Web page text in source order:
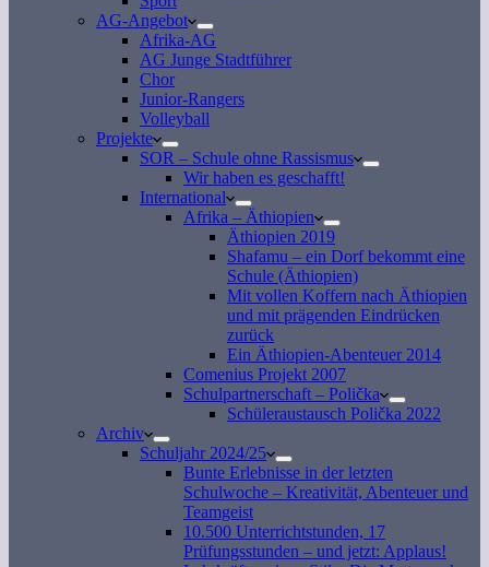
AG-Angebot
Afrika-AG
AG Junge Stadtführer
Chor
Junior-Rangers
Volleyball
Projekte
SOR – Schule ohne Rassismus
Wir haben es geschafft!
International
Afrika – Äthiopien
Äthiopien 2019
Shafamu – ein Dorf bekommt eine
Schule (Äthiopien)
Mit vollen Koffern nach Äthiopien
und mit prägenden Eindrücken
zurück
Ein Äthiopien-Abenteuer 2014
Comenius Projekt 2007
Schulpartnerschaft – Polička
Schüleraustausch Polička 2022
Archiv
Schuljahr 2024/25
Bunte Erlebnisse in der letzten
Schulwoche – Kreativität, Abenteuer und
Teamgeist
10.500 Unterrichtstunden, 17
Prüfungsstunden – und jetzt: Applaus!